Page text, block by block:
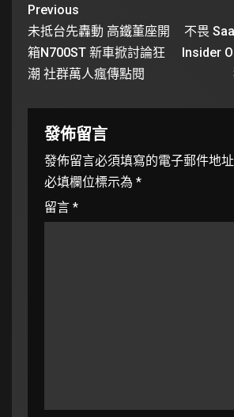
Previous
未抵台先轟動 高鐵董座開
箱N700ST 新車掀討論狂
潮 社群萬人瘋傳點閱
不畏
Insider
發佈留言
發佈留言必須填寫的電子郵件地
必填欄位標示為 *
留言 *